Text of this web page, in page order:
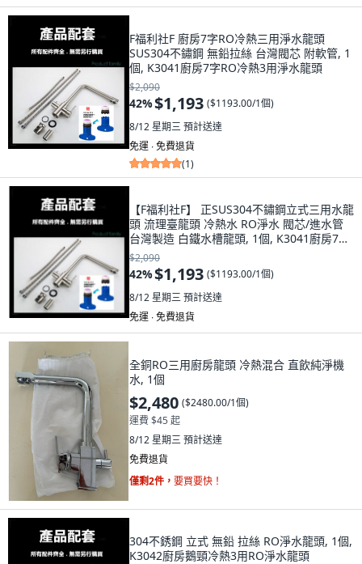
F福利社F 廚房7字RO冷熱三用淨水龍頭
SUS304不鏽鋼 無鉛拉絲 台灣閥芯 附軟管, 1
個, K3041廚房7字RO冷熱3用淨水龍頭
$2,090
42%$1,193 ($1193.00/1個)
8/12 星期三預計送達
免運 ∙ 免費退貨
(1)
【F福利社F】 正SUS304不鏽鋼立式三用水龍
頭 流理臺龍頭 冷熱水 RO淨水 閥芯/進水管
台灣製造 白鐵水槽龍頭, 1個, K3041廚房7字
RO冷熱3用淨水龍頭
$2,090
42%$1,193 ($1193.00/1個)
8/12 星期三預計送達
免運 ∙ 免費退貨
全銅RO三用廚房龍頭 冷熱混合 直飲純淨機
水, 1個
$2,480 ($2480.00/1個)
運費 $45 起
8/12 星期三預計送達
免費退貨
僅剩2件， 要買要快！
304不銹鋼 立式 無鉛 拉絲 RO淨水龍頭, 1個,
K3042廚房鵝頸冷熱3用RO淨水龍頭